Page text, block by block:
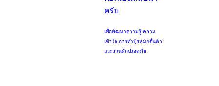
ครับ
เพื่อพัฒนาความรู้ ความ
เข้าใจ การทำปุ๋ยหมักตื่นตัว
และสวนผักปลอดภัย